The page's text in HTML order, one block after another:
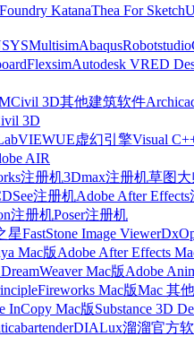
KatanaThea For
MultisimAbaqusRobotstudio
FlexsimAutodesk VRED
Civil 3D其他建筑软件
3D
UE虚幻引擎Visual
AIR
注册机3Dmax注册机草图大
注册机Adobe After
注册机Poser注册机
星FastStone Image ViewerDxO
Mac版Adobe After Effects
DreamWeaver Mac版Adobe
Fireworks Mac版Mac 其
InCopy Mac版Substance 3D
bartenderDIALux溜溜官方